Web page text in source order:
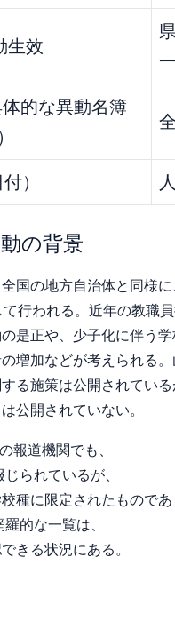
生效
的な異動名簿
）
の背景
国の地方自治体と同様
行われる。近年の教職
是正や、少子化に伴う
増加などが考えられる
る施策は公開されてい
公開されていない。
報道機関でも、
られているが、
種に限定されたもので
的な一覧は、
きる状況にある。